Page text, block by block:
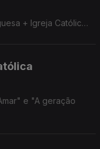
Católica
e "A geração